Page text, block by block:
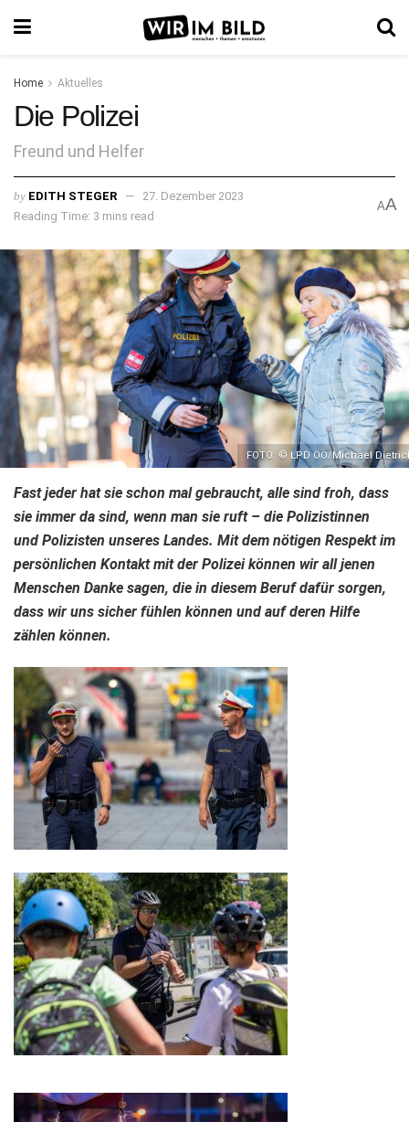
Home Aktuelles
Die Polizei
Freund und Helfer
by EDITH STEGER
27. Dezember 2023
Reading Time: 3 mins read
AA
FOTO: © LPD OÖ/Michael
Fast jeder hat sie schon mal gebraucht, alle sind froh, dass
sie immer da sind, wenn man sie ruft – die Polizistinnen
und Polizisten unseres Landes. Mit dem nötigen Respekt im
persönlichen Kontakt mit der Polizei können wir all jenen
Menschen Danke sagen, die in diesem Beruf dafür sorgen,
dass wir uns sicher fühlen können und auf deren Hilfe
zählen können.